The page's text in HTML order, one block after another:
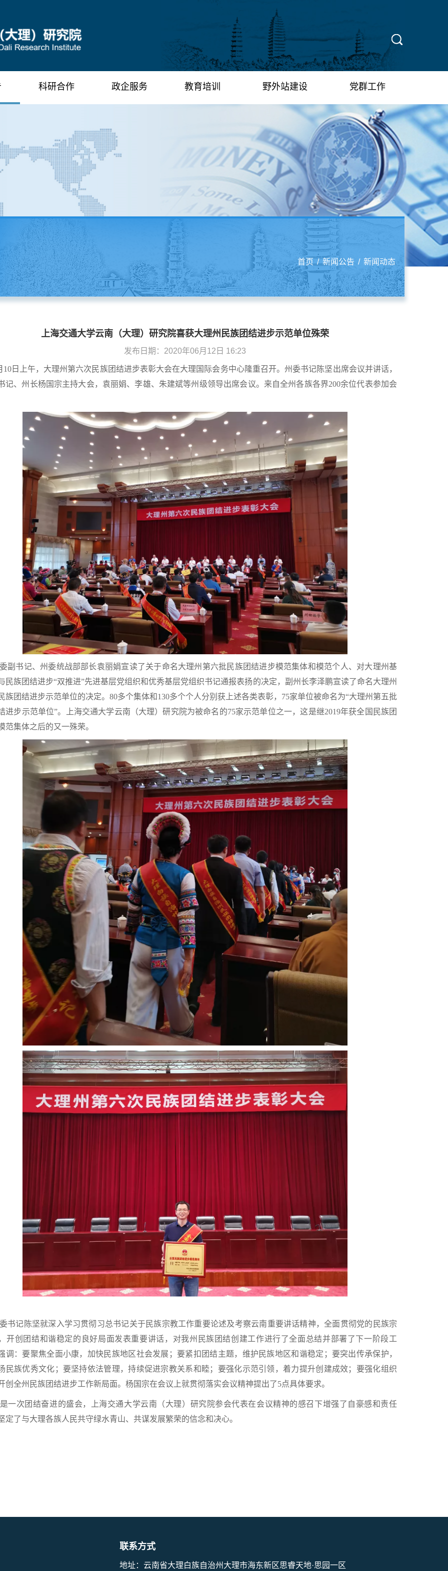
科研合作 政企服务 教育培训 野外站建设 党群工作
首页 / 新闻公告 / 新闻动态
上海交通大学云南（大理）研究院喜获大理州民族团结进步示范单位殊荣
发布日期：2020年06月12日 16:23
10日上午，大理州第六次民族团结进步表彰大会在大理国际会务中心隆重召开。州委书记陈坚出席会议并讲话，
记、州长杨国宗主持大会，袁丽娟、李雄、朱建斌等州级领导出席会议。来自全州各族各界200余位代表参加会
副书记、州委统战部部长袁丽娟宣读了关于命名大理州第六批民族团结进步模范集体和模范个人、对大理州基
民族团结进步“双推进”先进基层党组织和优秀基层党组织书记通报表扬的决定，副州长李泽鹏宣读了命名大理州
族团结进步示范单位的决定。80多个集体和130多个个人分别获上述各类表彰，75家单位被命名为“大理州第五批
进步示范单位”。上海交通大学云南（大理）研究院为被命名的75家示范单位之一，这是继2019年获全国民族团
范集体之后的又一殊荣。
书记陈坚就深入学习贯彻习总书记关于民族宗教工作重要论述及考察云南重要讲话精神，全面贯彻党的民族宗
开创团结和谐稳定的良好局面发表重要讲话，对我州民族团结创建工作进行了全面总结并部署了下一阶段工
调：要聚焦全面小康，加快民族地区社会发展；要紧扣团结主题，维护民族地区和谐稳定；要突出传承保护，
民族优秀文化；要坚持依法管理，持续促进宗教关系和睦；要强化示范引领，着力提升创建成效；要强化组织
创全州民族团结进步工作新局面。杨国宗在会议上就贯彻落实会议精神提出了5点具体要求。
一次团结奋进的盛会，上海交通大学云南（大理）研究院参会代表在会议精神的感召下增强了自豪感和责任
定了与大理各族人民共守绿水青山、共谋发展繁荣的信念和决心。
联系方式
地址：云南省大理白族自治州大理市海东新区思睿天地·思园一区